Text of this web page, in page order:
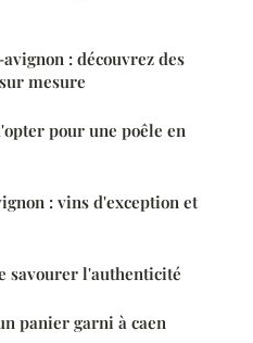
: découvrez des
mesure
pour une poêle en
: vins d'exception et
savourer l'authenticité
panier garni à caen